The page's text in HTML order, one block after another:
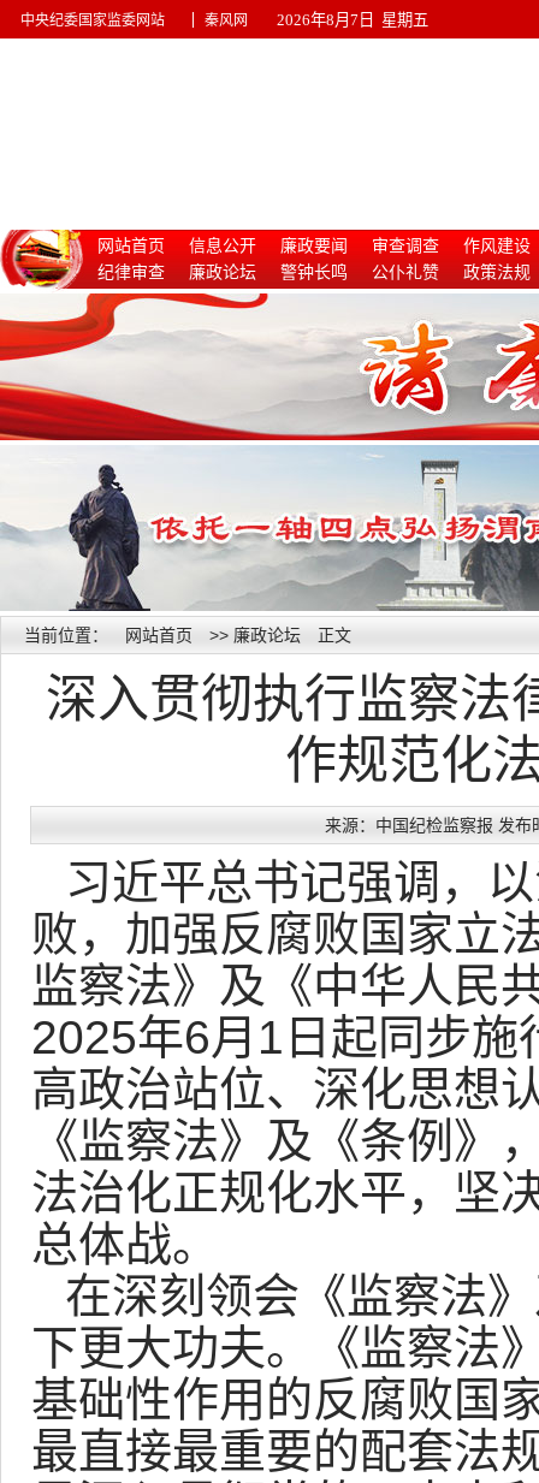
中央纪委国家监委网站 秦风网 2026年8月7日 星期五
网站首页 信息公开 廉政要闻 审查调查
作风建设
纪律审查
廉政论坛 警钟长鸣 公仆礼赞
政策法规
惩治腐败
当前位置： 网站首页 >> 廉政论坛 正文
深入贯彻执行监察法
作规范化
来源：中国纪检监察报 发
习近平总书记强调，
败，加强反腐败国家立
监察法》及《中华人民
2025年6月1日起同步
高政治站位、深化思想
《监察法》及《条例》
法治化正规化水平，坚
总体战。
在深刻领会《监察法
下更大功夫。《监察法
基础性作用的反腐败国
最直接最重要的配套法